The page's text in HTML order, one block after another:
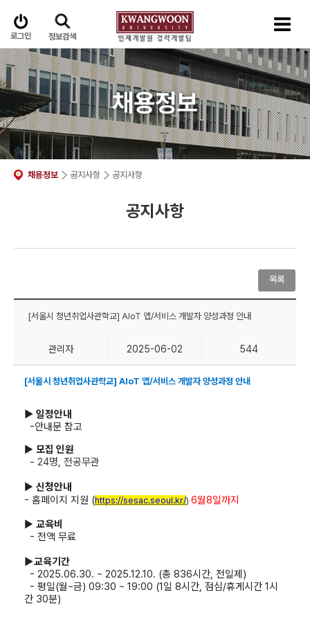
로그인 정보검색
채용정보
채용정보 공지사항 공지사항
공지사항
목록
[서울시 청년취업사관학교] AIoT 앱/서비스 개발자 양성과정 안내
관리자 2025-06-02 544
[서울시 청년취업사관학교] AIoT 앱/서비스 개발자 양성과정 안내
▶ 일정안내
-안내문 참고
▶ 모집 인원
- 24명, 전공무관
▶ 신청안내
- 홈페이지 지원 (https://sesac.seoul.kr/) 6월8일까지
▶ 교육비
- 전액 무료​
▶교육기간
- 2025.06.30. ~ 2025.12.10. (총 836시간, 전일제)
- 평일(월~금) 09:30 ~ 19:00 (1일 8시간, 점심/휴게시간 1시
간 30분)